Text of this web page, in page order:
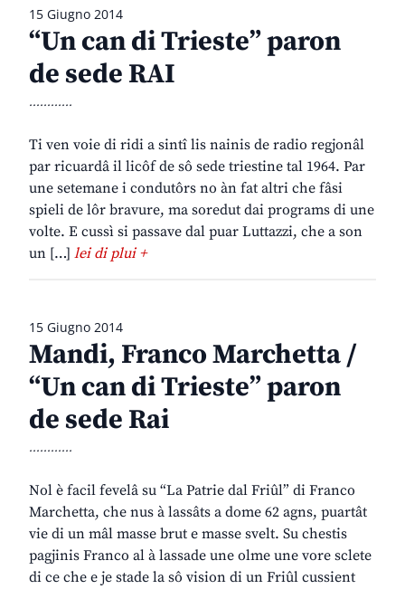
15 Giugno 2014
“Un can di Trieste” paron
de sede RAI
............
Ti ven voie di ridi a sintî lis nainis de radio regjonâl
par ricuardâ il licôf de sô sede triestine tal 1964. Par
une setemane i condutôrs no àn fat altri che fâsi
spieli de lôr bravure, ma soredut dai programs di une
volte. E cussì si passave dal puar Luttazzi, che a son
un […] lei di plui +
15 Giugno 2014
Mandi, Franco Marchetta /
“Un can di Trieste” paron
de sede Rai
............
Nol è facil fevelâ su “La Patrie dal Friûl” di Franco
Marchetta, che nus à lassâts a dome 62 agns, puartât
vie di un mâl masse brut e masse svelt. Su chestis
pagjinis Franco al à lassade une olme une vore sclete
di ce che e je stade la sô vision di un Friûl cussient